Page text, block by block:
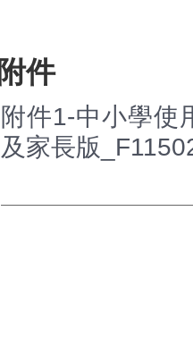
附件
附件1-中小學使
及家長版